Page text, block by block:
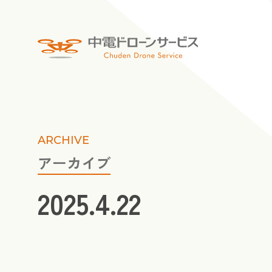
ARCHIVE
アーカイブ
2025.4.22